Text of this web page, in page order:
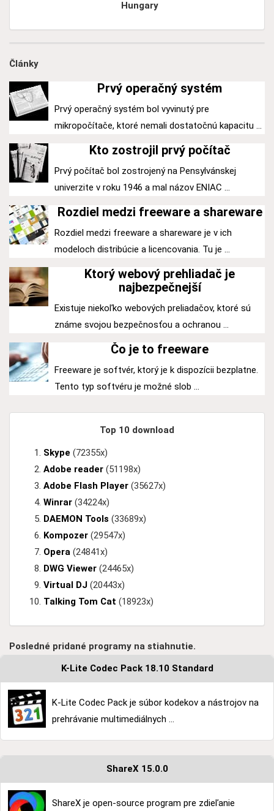
Hungary
Články
Prvý operačný systém
Prvý operačný systém bol vyvinutý pre
mikropočítače, ktoré nemali dostatočnú kapacitu ...
Kto zostrojil prvý počítač
Prvý počítač bol zostrojený na Pensylvánskej
univerzite v roku 1946 a mal názov ENIAC ...
Rozdiel medzi freeware a shareware
Rozdiel medzi freeware a shareware je v ich
modeloch distribúcie a licencovania. Tu je ...
Ktorý webový prehliadač je
najbezpečnejší
Existuje niekoľko webových preliadačov, ktoré sú
známe svojou bezpečnosťou a ochranou ...
Čo je to freeware
Freeware je softvér, ktorý je k dispozícii bezplatne.
Tento typ softvéru je možné slob ...
Top 10 download
Skype (72355x)
Adobe reader (51198x)
Adobe Flash Player (35627x)
Winrar (34224x)
DAEMON Tools (33689x)
Kompozer (29547x)
Opera (24841x)
DWG Viewer (24465x)
Virtual DJ (20443x)
Talking Tom Cat (18923x)
Posledné pridané programy na stiahnutie.
K-Lite Codec Pack 18.10 Standard
K-Lite Codec Pack je súbor kodekov a nástrojov na
prehrávanie multimediálnych ...
ShareX 15.0.0
ShareX je open-source program pre zdieľanie